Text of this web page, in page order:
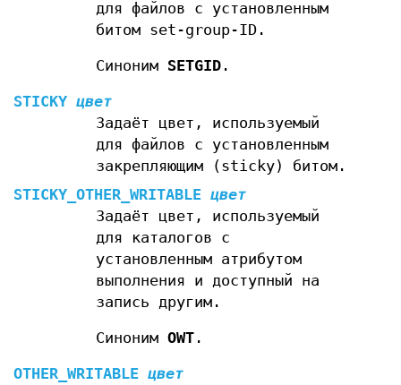
для файлов с установленным
битом set-group-ID.
Синоним SETGID.
STICKY цвет
Задаёт цвет, используемый
для файлов с установленным
закрепляющим (sticky) битом.
STICKY_OTHER_WRITABLE цвет
Задаёт цвет, используемый
для каталогов с
установленным атрибутом
выполнения и доступный на
запись другим.
Синоним OWT.
OTHER_WRITABLE цвет